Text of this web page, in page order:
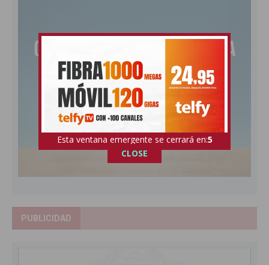
PUBLICIDAD
Esta ventana emergente se cerrará en:4
CLOSE